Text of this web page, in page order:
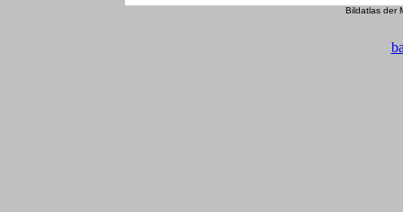
Bildatlas der